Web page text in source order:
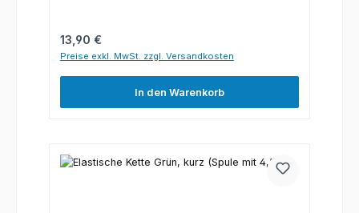
Regulärer Preis:
13,90 €
Preise exkl. MwSt. zzgl. Versandkosten
In den Warenkorb